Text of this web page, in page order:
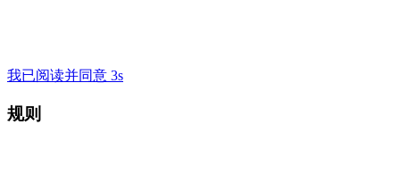
我已阅读并同意 3s
规则